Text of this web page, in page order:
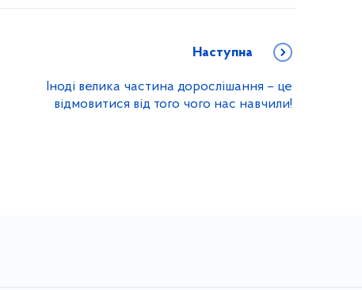
Наступна
Іноді велика частина дорослішання – це
відмовитися від того чого нас навчили!